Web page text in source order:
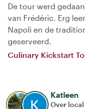
De tour werd
van Frédéric. Erg
Napoli en de
geserveerd.
Culinary Kickstart
Katleen
Over local